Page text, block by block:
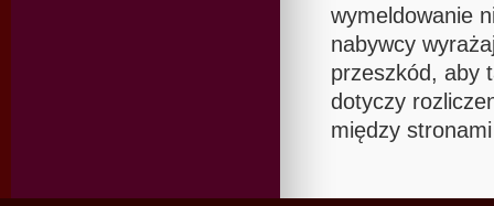
wymeldowanie
nabywcy
przeszkód, aby
dotyczy
między